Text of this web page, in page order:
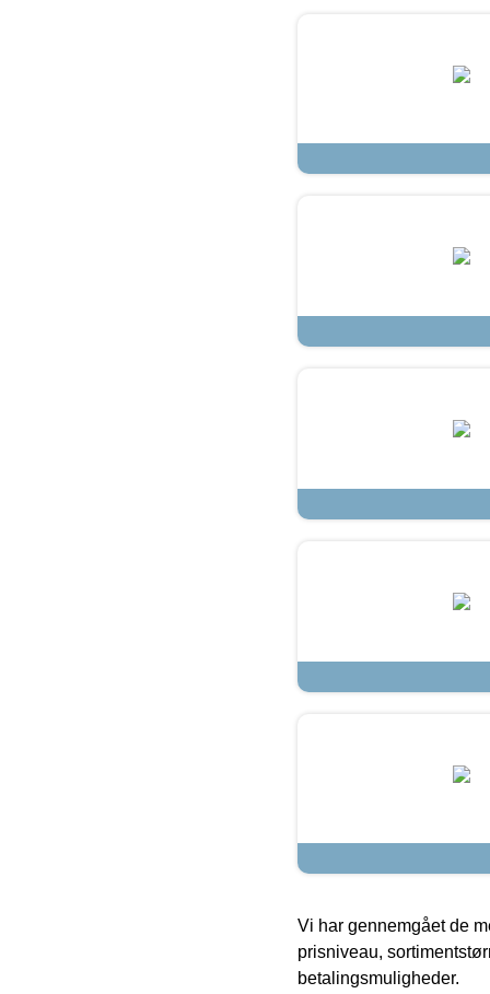
Vi har gennemgået de
prisniveau,
betalingsmuligheder.